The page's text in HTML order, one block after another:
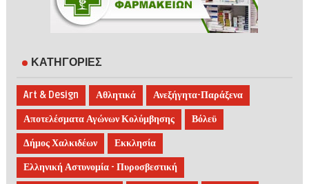
ΚΑΤΗΓΟΡΙΕΣ
Art & Design Αθλητικά Ανεξήγητα-Παράξενα
Αποτελέσματα Αγώνων Κολύμβησης Βόλεϋ
Δήμος Χαλκιδέων Εκκλησία
Ελληνική Αστυνομία - Πυροσβεστική